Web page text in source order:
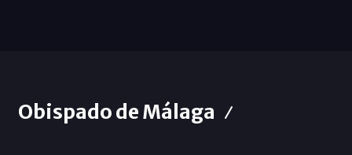
Obispado de Málaga